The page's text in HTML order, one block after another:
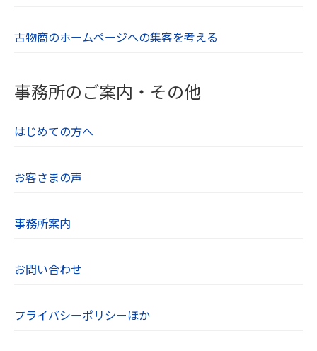
古物商のホームページへの集客を考える
事務所のご案内・その他
はじめての方へ
お客さまの声
事務所案内
お問い合わせ
プライバシーポリシーほか